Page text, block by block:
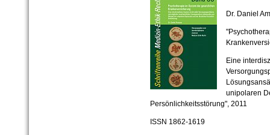
Dr. Daniel
Eine
unipolaren
Persönlichkeitsstörung", 2011
ISSN 1862-1619